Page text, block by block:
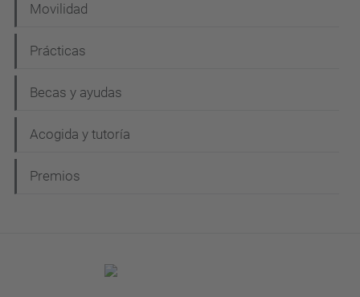
Movilidad
Prácticas
Becas y ayudas
Acogida y tutoría
Premios